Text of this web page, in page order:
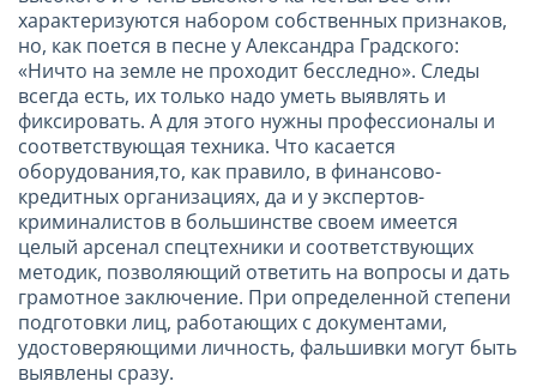
характеризуются набором собственных признаков,
но, как поется в песне у Александра Градского:
«Ничто на земле не проходит бесследно». Следы
всегда есть, их только надо уметь выявлять и
фиксировать. А для этого нужны профессионалы и
соответствующая техника. Что касается
оборудования,то, как правило, в финансово-
кредитных организациях, да и у экспертов-
криминалистов в большинстве своем имеется
целый арсенал спецтехники и соответствующих
методик, позволяющий ответить на вопросы и дать
грамотное заключение. При определенной степени
подготовки лиц, работающих с документами,
удостоверяющими личность, фальшивки могут быть
выявлены сразу.